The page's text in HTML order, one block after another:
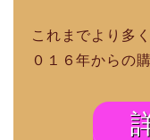
これまでより多
０１６年からの